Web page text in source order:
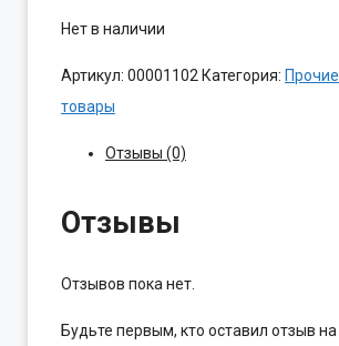
Нет в наличии
Артикул: 00001102 Категория: Прочие
товары
Отзывы (0)
Отзывы
Отзывов пока нет.
Будьте первым, кто оставил отзыв на